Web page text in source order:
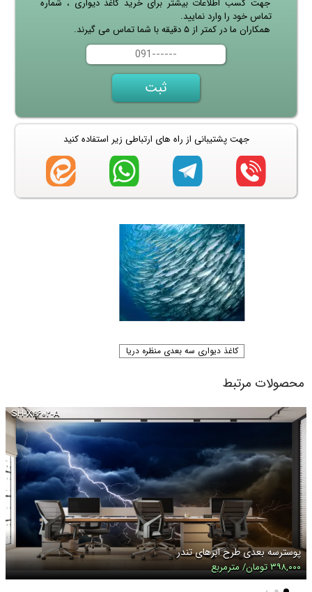
جهت کسب اطلاعات بیشتر برای خرید کاغذ دیواری ، شماره
تماس خود را وارد نمایید.
همکاران ما در کمتر از ۵ دقیقه با شما تماس می گیرند.
جهت پشتیبانی از راه های ارتباطی زیر استفاده کنید
کاغذ دیواری سه بعدی منظره دریا
محصولات مرتبط
SH-X۴۶۰۲-A
پوسترسه بعدی طرح ابرهای تندر
۳۹۸,۰۰۰ تومان/ مترمربع